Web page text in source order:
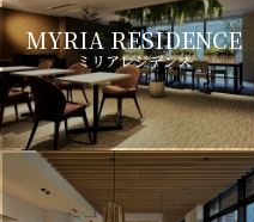
MYRIA RESIDENCE
ミリアレジデンス